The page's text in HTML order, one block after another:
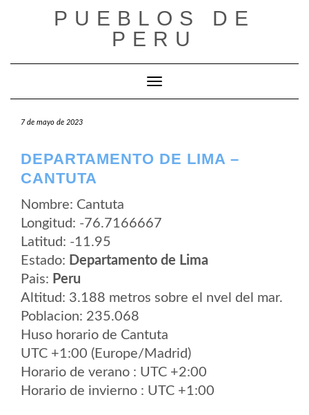
PUEBLOS DE
PERU
Cambiar modo de navegación
7 de mayo de 2023
DEPARTAMENTO DE LIMA –
CANTUTA
Nombre: Cantuta
Longitud: -76.7166667
Latitud: -11.95
Estado: Departamento de Lima
Pais: Peru
Altitud: 3.188 metros sobre el nvel del mar.
Poblacion: 235.068
Huso horario de Cantuta
UTC +1:00 (Europe/Madrid)
Horario de verano : UTC +2:00
Horario de invierno : UTC +1:00